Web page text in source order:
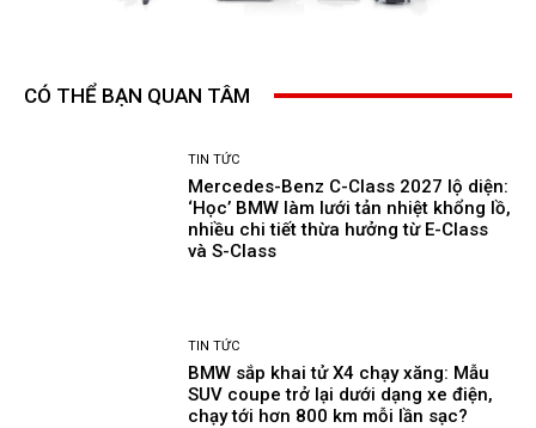
CÓ THỂ BẠN QUAN TÂM
TIN TỨC
Mercedes-Benz C-Class 2027 lộ diện:
‘Học’ BMW làm lưới tản nhiệt khổng lồ,
nhiều chi tiết thừa hưởng từ E-Class
và S-Class
TIN TỨC
BMW sắp khai tử X4 chạy xăng: Mẫu
SUV coupe trở lại dưới dạng xe điện,
chạy tới hơn 800 km mỗi lần sạc?